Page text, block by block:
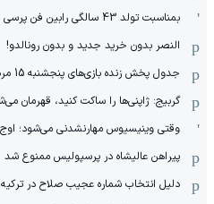
بمناسبت تولد 43 سالگی رابین فن پرسی
النصر بدون خرید جدید و بدون رونالدو!
جدول پخش زنده بازی‌های پنجشنبه 15 مرداد
گربیج: ژاپنی‌ها را ساکت کنید، قهرمان
وقتی وینیسیوس مهارنشدنی می‌شود؛ اوج
پیراهن عالیشاه در پرسپولیس ممنوع شد
دلیل انتخاب شماره عجیب صلاح در